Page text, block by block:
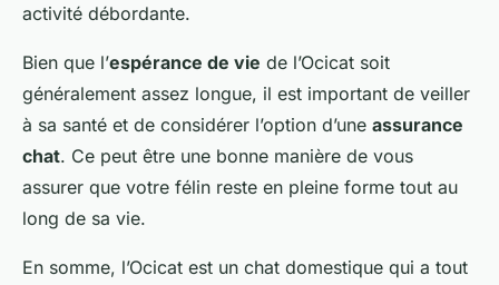
activité débordante.
Bien que l’espérance de vie de l’Ocicat soit
généralement assez longue, il est important de veiller
à sa santé et de considérer l’option d’une assurance
chat. Ce peut être une bonne manière de vous
assurer que votre félin reste en pleine forme tout au
long de sa vie.
En somme, l’Ocicat est un chat domestique qui a tout